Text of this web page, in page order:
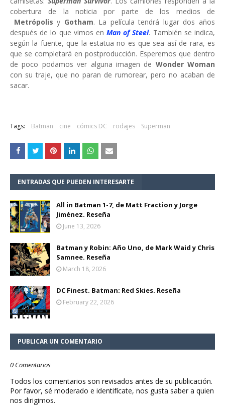
cobertura de la noticia por parte de los medios de
Metrópolis y Gotham. La película tendrá lugar dos años
después de lo que vimos enMan of Steel. También se indica,
según la fuente, que la estatua no es que sea así de rara, es
que se completará en postproducción. Esperemos que dentro
de poco podamos ver alguna imagen de Wonder Woman
con su traje, que no paran de rumorear, pero no acaban de
sacar.
Tags: Batman cine cómics DC rodajes Superman
ENTRADAS QUE PUEDEN INTERESARTE
All in Batman 1-7, de Matt Fraction y Jorge
Jiménez. Reseña
June 13, 2026
Batman y Robin: Año Uno, de Mark Waid y Chris
Samnee. Reseña
March 18, 2026
DC Finest. Batman: Red Skies. Reseña
February 22, 2026
PUBLICAR UN COMENTARIO
0 Comentarios
Todos los comentarios son revisados antes de su publicación.
Por favor, sé moderado e identifícate, nos gusta saber a quien
nos dirigimos.